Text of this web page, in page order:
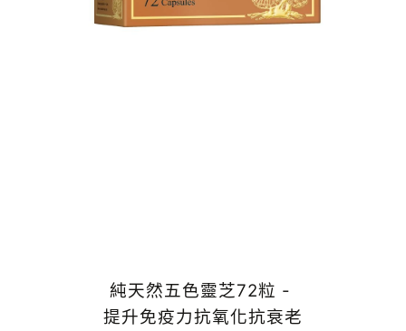
純天然五色靈芝72粒 -
提升免疫力抗氧化抗衰老